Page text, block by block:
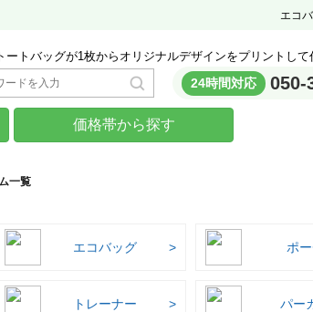
エコ
ートバッグが1枚からオリジナルデザインをプリントして
24時間対応 050-
価格帯から探す
一覧
エコバッグ ポ
トレーナー パー